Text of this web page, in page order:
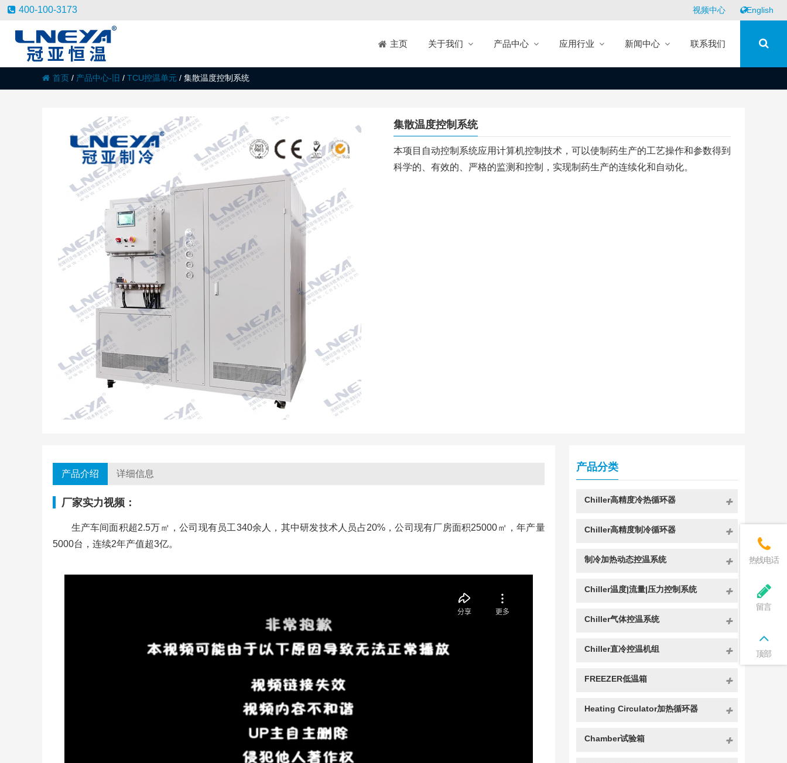
400-100-3173 视频中心 English
主页 关于我们 产品中心 应用行业 新闻中心 联系我们
首页 / 产品中心-旧 / TCU控温单元 / 集散温度控制系统
集散温度控制系统
本项目自动控制系统应用计算机控制技术，可以使制药生产的工艺操作和参数得到
科学的、有效的、严格的监测和控制，实现制药生产的连续化和自动化。
产品介绍 详细信息
厂家实力视频：
生产车间面积超2.5万㎡，公司现有员工340余人，其中研发技术人员占20%，公司现有厂房面积25000㎡，年产量
5000台，连续2年产值超3亿。
产品分类
Chiller高精度冷热循环器
Chiller高精度制冷循环器
制冷加热动态控温系统
Chiller温度|流量|压力控制系统
Chiller气体控温系统
Chiller直冷控温机组
FREEZER低温箱
Heating Circulator加热循环器
Chamber试验箱
热线电话
留言
顶部